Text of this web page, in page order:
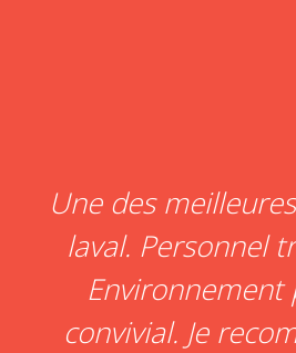
Une des
laval. Personnel
Environnement
convivial. Je